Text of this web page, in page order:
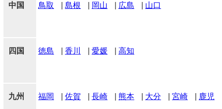
中国 鳥取 島根 岡山 広島 山口
四国 徳島 香川 愛媛 高知
九州 福岡 佐賀 長崎 熊本 大分 宮崎 鹿児